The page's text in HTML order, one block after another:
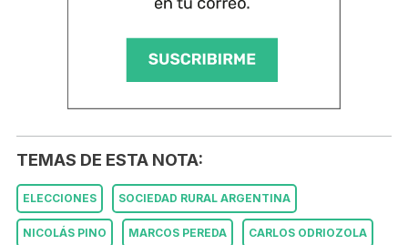
TEMAS DE ESTA NOTA:
ELECCIONES SOCIEDAD RURAL ARGENTINA
NICOLÁS PINO MARCOS PEREDA CARLOS ODRIOZOLA